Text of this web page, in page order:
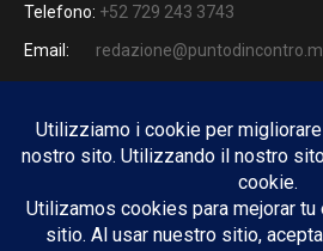
Telefono: +52 729 243 3743
Email: